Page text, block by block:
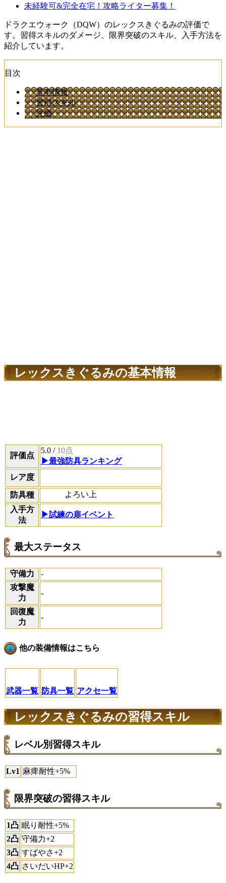
未経験可&完全在宅！攻略ライター募集！
ドラクエウォーク（DQW）のレックスきぐるみの評価で
す。習得スキルのダメージ、限界突破のスキル、入手方法を
紹介しています。
目次
基本情報
習得スキル
評価
レックスきぐるみの基本情報
評価点
5.0 / 10点
▶最強防具ランキング
レア度
防具種
よろい上
入手方
法
▶試練の扉イベント
最大ステータス
守備力
-
攻撃魔
力
-
回復魔
力
-
他の装備情報はこちら
武器一覧 防具一覧 アクセ一覧
レックスきぐるみの習得スキル
レベル別習得スキル
Lv1 麻痺耐性+5%
限界突破の習得スキル
1凸 眠り耐性+5%
2凸 守備力+2
3凸 すばやさ+2
4凸 さいだいHP+2